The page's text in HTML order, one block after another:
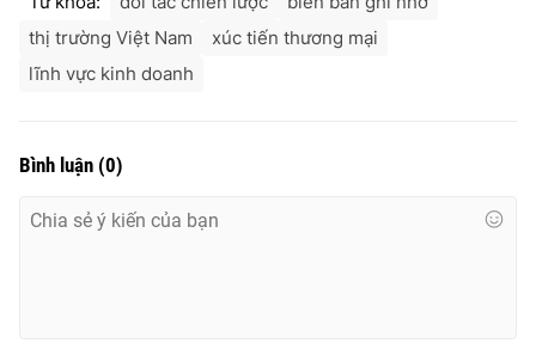
thị trường Việt Nam
xúc tiến thương mại
lĩnh vực kinh doanh
Bình luận (0)